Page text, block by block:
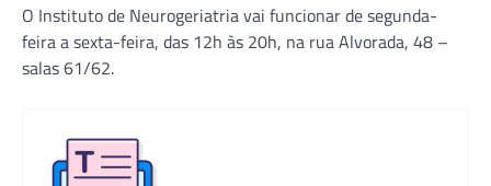
O Instituto de Neurogeriatria vai funcionar de segunda-
feira a sexta-feira, das 12h às 20h, na rua Alvorada, 48 –
salas 61/62.